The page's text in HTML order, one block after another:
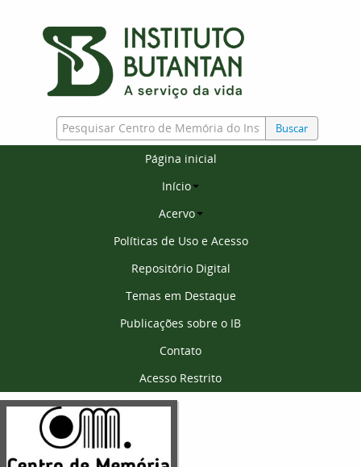
Buscar
Página inicial
Início
Acervo
Políticas de Uso e Acesso
Repositório Digital
Temas em Destaque
Publicações sobre o IB
Contato
Acesso Restrito